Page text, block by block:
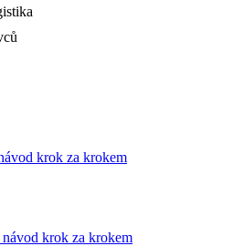
krok za krokem
krok za krokem